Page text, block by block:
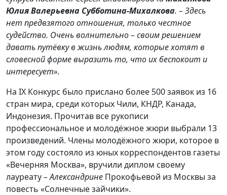
Юлия Валерьевна Субботина-Михалкова. – Здесь
нет предвзятого отношения, только честное
судейство. Очень волнительно – своим решением
давать путёвку в жизнь людям, которые хотят в
словесной форме выразить то, что их беспокоит и
интересует».
На IX Конкурс было прислано более 500 заявок из 16
стран мира, среди которых Чили, КНДР, Канада,
Индонезия. Прочитав все рукописи
профессиональное и молодёжное жюри выбрали 13
произведений. Члены молодёжного жюри, которое в
этом году состояло из юных корреспондентов газеты
«Вечерняя Москва», вручили диплом своему
лауреату– Александрине Прокофьевой из Москвы за
повесть «Солнечные зайчики».